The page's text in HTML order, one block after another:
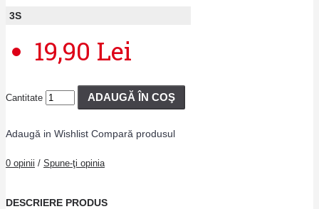
3S
19,90 Lei
Cantitate ADAUGĂ ÎN COŞ
Adaugă in Wishlist Compară produsul
0 opinii / Spune-ţi opinia
DESCRIERE PRODUS